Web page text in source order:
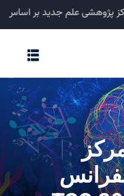
مرکز پژوهشی علم جدید بر
خانه
مبانی نظری
نشریات
ثبت تحقیقات
فرادرمانگاه